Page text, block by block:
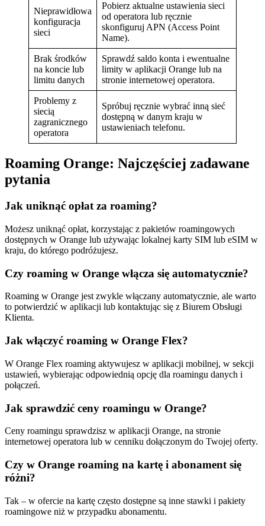
Nieprawidłowa
konfiguracja
sieci
Pobierz aktualne ustawienia sieci
od operatora lub ręcznie
skonfiguruj APN (Access Point
Name).
Brak środków
na koncie lub
limitu danych
Sprawdź saldo konta i ewentualne
limity w aplikacji Orange lub na
stronie internetowej operatora.
Problemy z
siecią
zagranicznego
operatora
Spróbuj ręcznie wybrać inną sieć
dostępną w danym kraju w
ustawieniach telefonu.
Roaming Orange: Najczęściej zadawane
pytania
Jak uniknąć opłat za roaming?
Możesz uniknąć opłat, korzystając z pakietów roamingowych
dostępnych w Orange lub używając lokalnej karty SIM lub eSIM w
kraju, do którego podróżujesz.
Czy roaming w Orange włącza się automatycznie?
Roaming w Orange jest zwykle włączany automatycznie, ale warto
to potwierdzić w aplikacji lub kontaktując się z Biurem Obsługi
Klienta.
Jak włączyć roaming w Orange Flex?
W Orange Flex roaming aktywujesz w aplikacji mobilnej, w sekcji
ustawień, wybierając odpowiednią opcję dla roamingu danych i
połączeń.
Jak sprawdzić ceny roamingu w Orange?
Ceny roamingu sprawdzisz w aplikacji Orange, na stronie
internetowej operatora lub w cenniku dołączonym do Twojej oferty.
Czy w Orange roaming na kartę i abonament się
różni?
Tak – w ofercie na kartę często dostępne są inne stawki i pakiety
roamingowe niż w przypadku abonamentu.